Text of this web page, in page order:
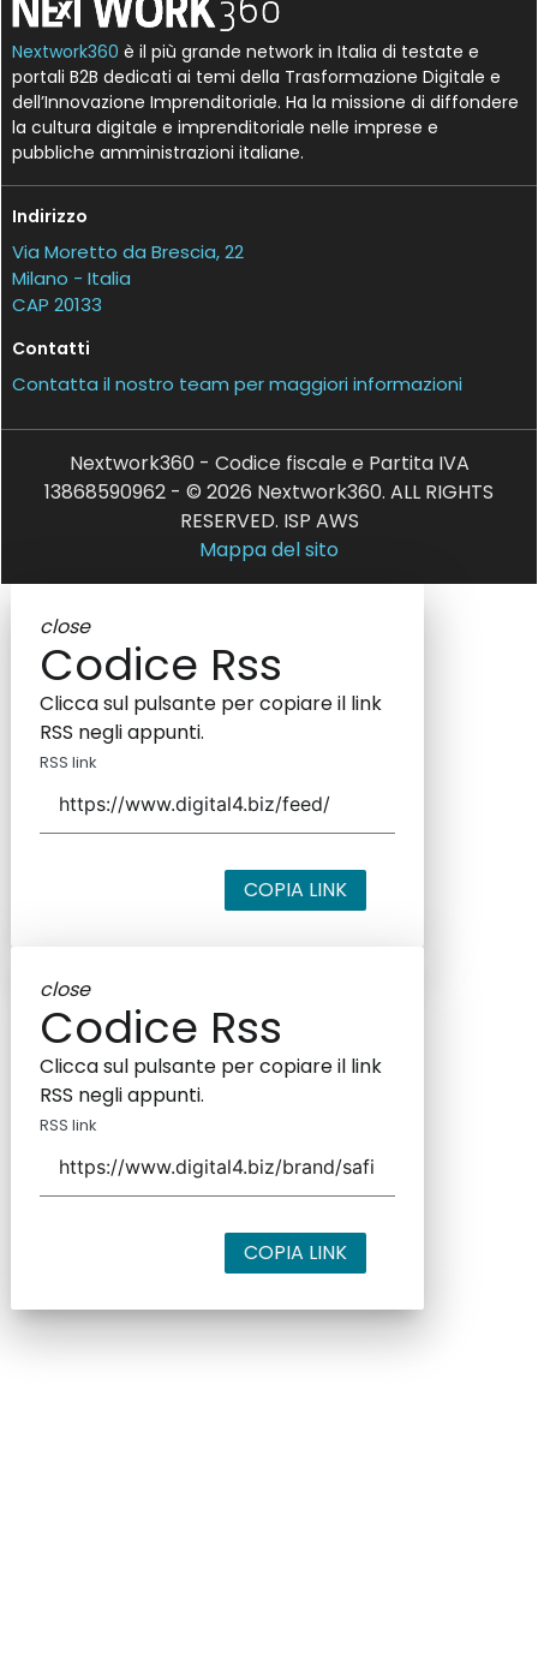
Nextwork360 è il più grande network in Italia di testate e
portali B2B dedicati ai temi della Trasformazione Digitale e
dell’Innovazione Imprenditoriale. Ha la missione di diffondere
la cultura digitale e imprenditoriale nelle imprese e
pubbliche amministrazioni italiane.
Indirizzo
Via Moretto da Brescia, 22
Milano - Italia
CAP 20133
Contatti
Contatta il nostro team per maggiori informazioni
Nextwork360 - Codice fiscale e Partita IVA
13868590962 - © 2026 Nextwork360. ALL RIGHTS
RESERVED. ISP AWS
Mappa del sito
close
Codice Rss
Clicca sul pulsante per copiare il link
RSS negli appunti.
RSS link
COPIA LINK
close
Codice Rss
Clicca sul pulsante per copiare il link
RSS negli appunti.
RSS link
COPIA LINK